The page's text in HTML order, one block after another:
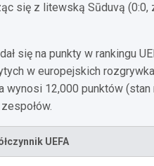
się z litewską Sūduvą (0:0,
się na punkty w rankingu
w europejskich
wynosi 12,000 punktów
UEFA